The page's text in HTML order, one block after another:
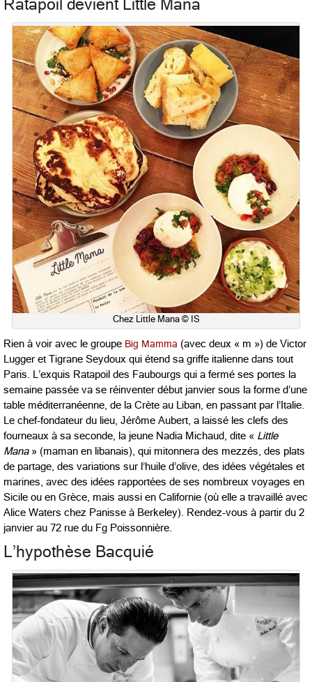
Ratapoil devient Little Mana
Chez Little Mana © IS
Rien à voir avec le groupe Big Mamma (avec deux « m ») de Victor
Lugger et Tigrane Seydoux qui étend sa griffe italienne dans tout
Paris. L’exquis Ratapoil des Faubourgs qui a fermé ses portes la
semaine passée va se réinventer début janvier sous la forme d’une
table méditerranéenne, de la Crète au Liban, en passant par l’Italie.
Le chef-fondateur du lieu, Jérôme Aubert, a laissé les clefs des
fourneaux à sa seconde, la jeune Nadia Michaud, dite « Little
Mana» (maman en libanais), qui mitonnera des mezzés, des plats
de partage, des variations sur l’huile d’olive, des idées végétales et
marines, avec des idées rapportées de ses nombreux voyages en
Sicile ou en Grèce, mais aussi en Californie (où elle a travaillé avec
Alice Waters chez Panisse à Berkeley). Rendez-vous à partir du 2
janvier au 72 rue du Fg Poissonnière.
L’hypothèse Bacquié